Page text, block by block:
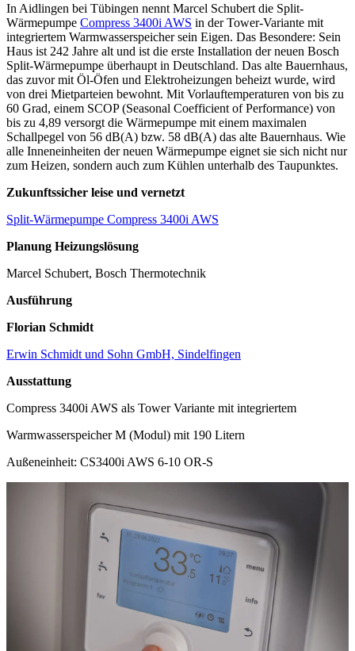
In Aidlingen bei Tübingen nennt Marcel Schubert die Split-
Wärmepumpe Compress 3400i AWS in der Tower-Variante mit
integriertem Warmwasserspeicher sein Eigen. Das Besondere: Sein
Haus ist 242 Jahre alt und ist die erste Installation der neuen Bosch
Split-Wärmepumpe überhaupt in Deutschland. Das alte Bauernhaus,
das zuvor mit Öl-Öfen und Elektroheizungen beheizt wurde, wird
von drei Mietparteien bewohnt. Mit Vorlauftemperaturen von bis zu
60 Grad, einem SCOP (Seasonal Coefficient of Performance) von
bis zu 4,89 versorgt die Wärmepumpe mit einem maximalen
Schallpegel von 56 dB(A) bzw. 58 dB(A) das alte Bauernhaus. Wie
alle Inneneinheiten der neuen Wärmepumpe eignet sie sich nicht nur
zum Heizen, sondern auch zum Kühlen unterhalb des Taupunktes.
Zukunftssicher leise und vernetzt
Split-Wärmepumpe Compress 3400i AWS
Planung Heizungslösung
Marcel Schubert, Bosch Thermotechnik
Ausführung
Florian Schmidt
Erwin Schmidt und Sohn GmbH, Sindelfingen
Ausstattung
Compress 3400i AWS als Tower Variante mit integriertem
Warmwasserspeicher M (Modul) mit 190 Litern
Außeneinheit: CS3400i AWS 6-10 OR-S